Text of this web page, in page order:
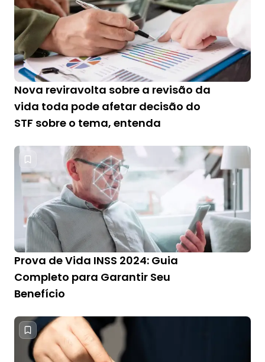
Nova reviravolta sobre a revisão da
vida toda pode afetar decisão do
STF sobre o tema, entenda
Prova de Vida INSS 2024: Guia
Completo para Garantir Seu
Benefício